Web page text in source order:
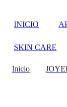
contenido
INICIO
SKIN CARE
Inicio